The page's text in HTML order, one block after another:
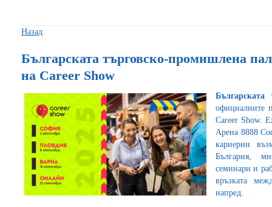
Назад
Българската търговско-промишлена
на Career Show
Българската
официалните
Career Show.
Арена 8888
кариерни
България,
семинари и
връзката
напред.